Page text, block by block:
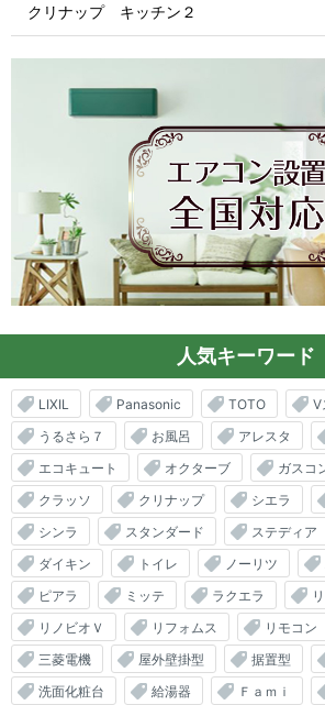
クリナップ キッチン２
人気キーワード
LIXIL Panasonic TOTO
V
うるさら７
お風呂 アレスタ
エコキュート
オクターブ ガスコ
クラッソ
クリナップ シエラ
シンラ
スタンダード ステディア
ダイキン
トイレ ノーリツ
ピアラ
ミッテ ラクエラ
リノビオＶ
リフォムス リモコン
三菱電機
屋外壁掛型 据置型
洗面化粧台
給湯器 Ｆａｍｉ